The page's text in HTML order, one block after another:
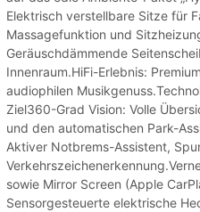
Elektrisch verstellbare Sitze für
Massagefunktion und
Geräuschdämmende
Innenraum.HiFi-Erlebnis:
audiophilen
Ziel360-Grad Vision: Volle
und den automatischen Park-
Aktiver Notbrems-Assistent,
sowie Mirror Screen (Apple
Sensorgesteuerte elektrische